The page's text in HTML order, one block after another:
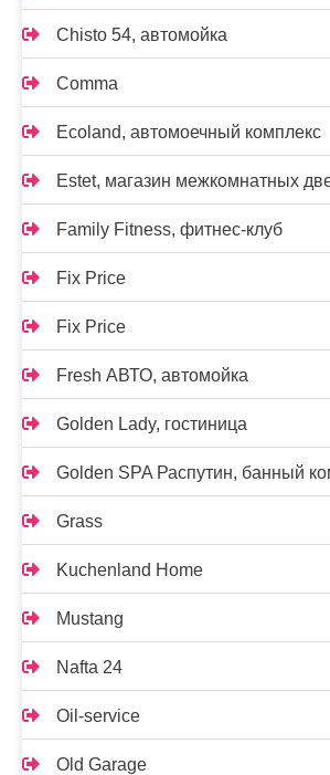
Chisto 54, автомойка
Comma
Ecoland, автомоечный комплекс
Estet, магазин межкомнатных
Family Fitness, фитнес-клуб
Fix Price
Fix Price
Fresh АВТО, автомойка
Golden Lady, гостиница
Golden SPA Распутин, банный
Grass
Kuchenland Home
Mustang
Nafta 24
Oil-service
Old Garage